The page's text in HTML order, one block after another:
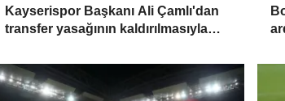
Kayserispor Başkanı Ali Çamlı'dan
transfer yasağının kaldırılmasıyla